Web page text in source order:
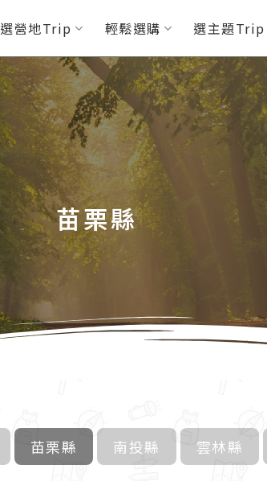
選營地Trip 輕鬆選購 選主題Trip
苗栗縣
苗栗縣 南投縣 雲林縣